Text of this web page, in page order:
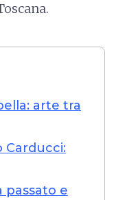
arte tra
Carducci:
passato e